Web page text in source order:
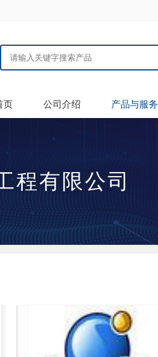
页 公司介绍 产品与服务
程有限公司